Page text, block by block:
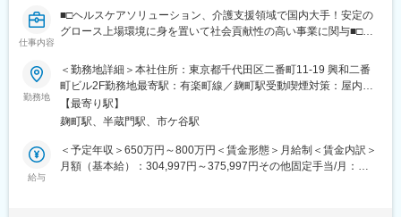
2025年度に2社のM&Aを実施済みです。
◇2030年時価総額2,000億を実現
エンジニア1万人稼働、売上高800億円、純利益60億円を実現しま
す。
2026年1月の単月内定承諾者数は170名となり、追加の資金調達で
確実に月次200名入社体制が構築できる状況にあります。
ティファイナンスを計画しています。
仕事内容
■□ヘルスケアソリューション、介護支援領域で国内大手！安定の
グロース上場環境に身を置いて社会貢献性の高い事業に関与■□
現場で起こる様々な課題に対し、積極的に現場に出向き、ご利用
者様、ご家族様、FCオーナー様、現場スタッフ等の声に耳を傾け
ながら真因と解決策を探り当て、自らハンズオンして組織を導い
て行けるリーダーシップを兼ね備えた方を募集しています。
■業務内容
全国で230店舗以上を展開するリハビリ型デイサービス「レコー
勤務地
＜勤務地詳細＞本社住所：東京都千代田区二番町11-19 興和二番
町ビル2F勤務地最寄駅：有楽町線／麹町駅受動喫煙対策：屋内全
面禁煙変更の範囲：会社の定める事業所（リモートワーク含む）
【最寄り駅】
麹町駅、半蔵門駅、市ケ谷駅
給与
＜予定年収＞650万円～800万円＜賃金形態＞月給制＜賃金内訳＞
月額（基本給）：304,997円～375,997円その他固定手当/月：